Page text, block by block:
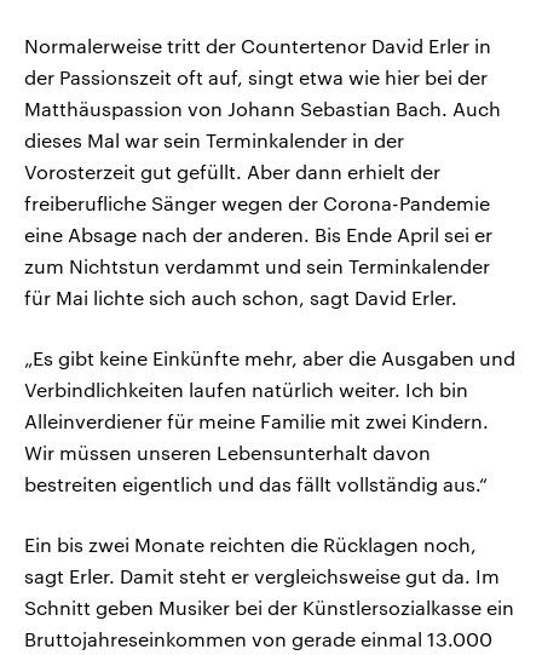
Normalerweise tritt der Countertenor David Erler in
der Passionszeit oft auf, singt etwa wie hier bei der
Matthäuspassion von Johann Sebastian Bach. Auch
dieses Mal war sein Terminkalender in der
Vorosterzeit gut gefüllt. Aber dann erhielt der
freiberufliche Sänger wegen der Corona-Pandemie
eine Absage nach der anderen. Bis Ende April sei er
zum Nichtstun verdammt und sein Terminkalender
für Mai lichte sich auch schon, sagt David Erler.
„Es gibt keine Einkünfte mehr, aber die Ausgaben und
Verbindlichkeiten laufen natürlich weiter. Ich bin
Alleinverdiener für meine Familie mit zwei Kindern.
Wir müssen unseren Lebensunterhalt davon
bestreiten eigentlich und das fällt vollständig aus.“
Ein bis zwei Monate reichten die Rücklagen noch,
sagt Erler. Damit steht er vergleichsweise gut da. Im
Schnitt geben Musiker bei der Künstlersozialkasse ein
Bruttojahreseinkommen von gerade einmal 13.000